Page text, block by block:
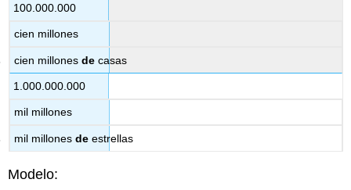
100.000.000
cien millones
cien millones de casas
1.000.000.000
mil millones
mil millonesde estrellas
Modelo: